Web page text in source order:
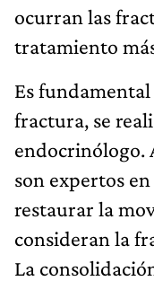
ocurran las
tratamiento
Es
fractura, se
endocrinólogo.
son expertos
restaurar la
consideran la
La